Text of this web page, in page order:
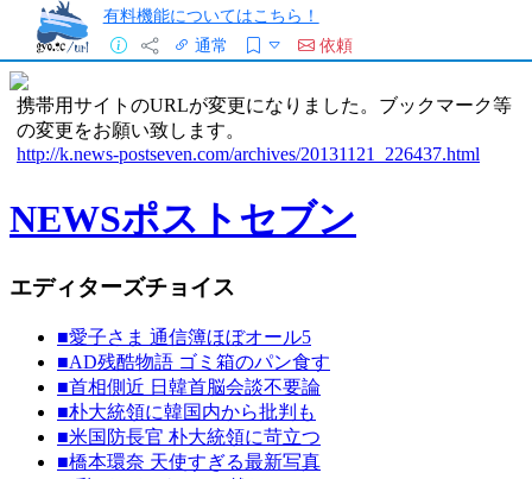
有料機能についてはこちら！
通常
依頼